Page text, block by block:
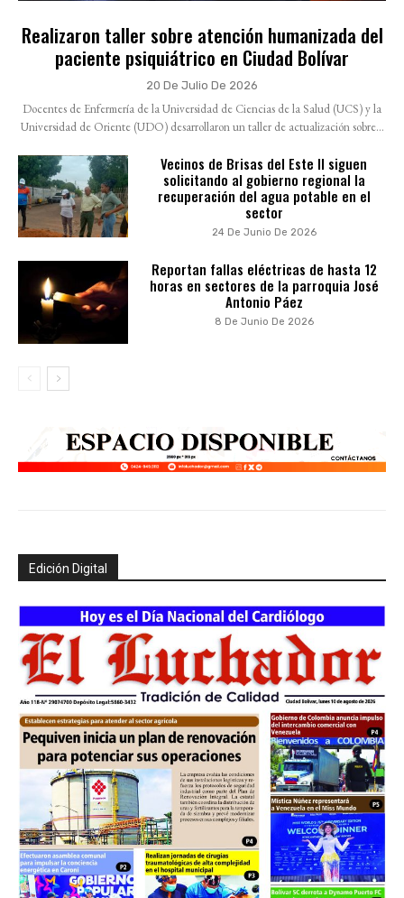
Realizaron taller sobre atención humanizada del
paciente psiquiátrico en Ciudad Bolívar
20 De Julio De 2026
Docentes de Enfermería de la Universidad de Ciencias de la Salud (UCS) y la
Universidad de Oriente (UDO) desarrollaron un taller de actualización sobre...
Vecinos de Brisas del Este II siguen
solicitando al gobierno regional la
recuperación del agua potable en el
sector
24 De Junio De 2026
Reportan fallas eléctricas de hasta 12
horas en sectores de la parroquia José
Antonio Páez
8 De Junio De 2026
Edición Digital